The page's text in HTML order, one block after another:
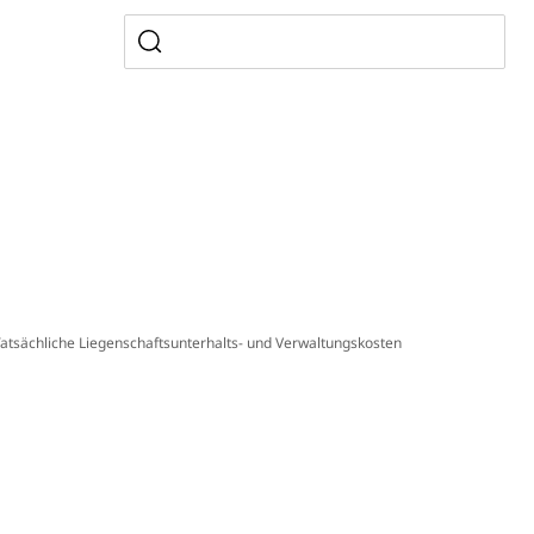
Liegenschaftsunterhalts- und Verwaltungskosten
Zivilstandsamt, Erben, Erbenliste
Betriebe, Alarmierung, Sirenentest